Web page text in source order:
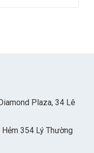
Plaza, 34 Lê
354 Lý Thường